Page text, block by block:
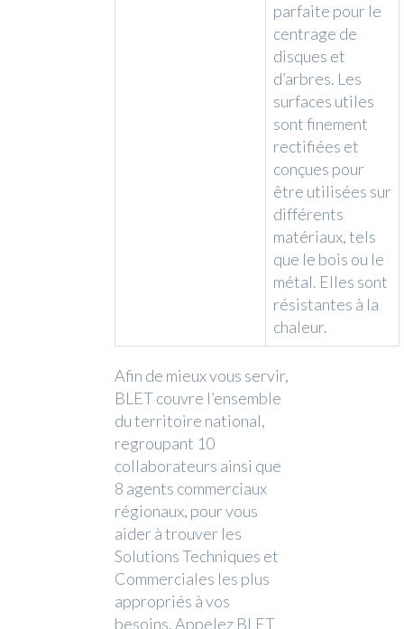
parfaite pour le
centrage de
disques et
d’arbres. Les
surfaces utiles
sont finement
rectifiées et
conçues pour
être utilisées sur
différents
matériaux, tels
que le bois ou le
métal. Elles sont
résistantes à la
chaleur.
Afin de mieux vous servir,
BLET couvre l’ensemble
du territoire national,
regroupant 10
collaborateurs ainsi que
8 agents commerciaux
régionaux, pour vous
aider à trouver les
Solutions Techniques et
Commerciales les plus
appropriés à vos
besoins. Appelez BLET